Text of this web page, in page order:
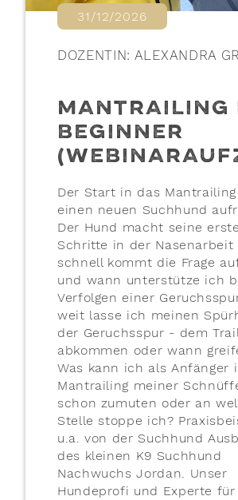
DOZENTIN: ALEXANDRA
31/12/2026
MANTRAILING
BEGINNER
Der Start in das
einen neuen Suchhund
Der Hund macht seine
Schritte in der Nasenarbeit
schnell kommt die Frage
und wann unterstütze ich
Verfolgen einer
weit lasse ich meinen
der Geruchsspur - dem
abkommen oder wann
Was kann ich als Anfänger
Mantrailing meiner
schon zumuten oder an
Stelle stoppe ich?
u.a. von der Suchhund
des kleinen K9 Suchhund
Nachwuchs Jordan. Unser
Hundeprofi und Experte für